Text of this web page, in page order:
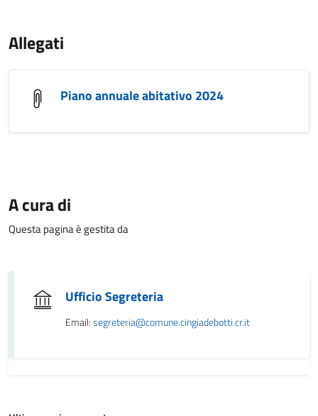
Allegati
Piano annuale abitativo 2024
A cura di
Questa pagina è gestita da
Ufficio Segreteria
Email:segreteria@comune.cingiadebotti.cr.it